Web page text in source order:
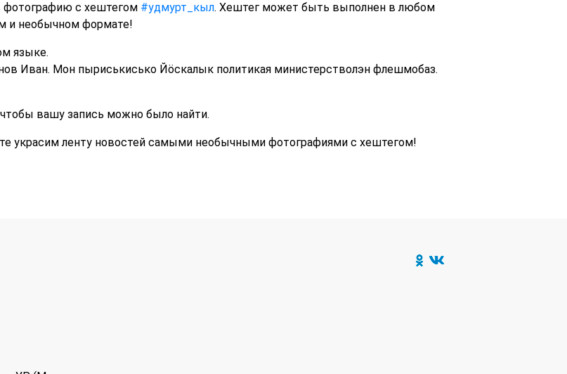
фотографию с хештегом #удмурт_кыл. Хештег может быть выполнен в любом
и необычном формате!
языке.
Иван. Мон пыриськисько Йӧскалык политикая министерстволэн флешмобаз.
вашу запись можно было найти.
украсим ленту новостей самыми необычными фотографиями с хештегом!